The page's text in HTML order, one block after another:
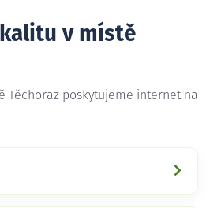
v místě
Těchoraz poskytujeme internet na